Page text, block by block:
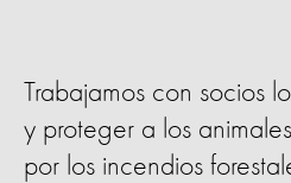
Trabajamos con socios
y proteger a los
por los incendios